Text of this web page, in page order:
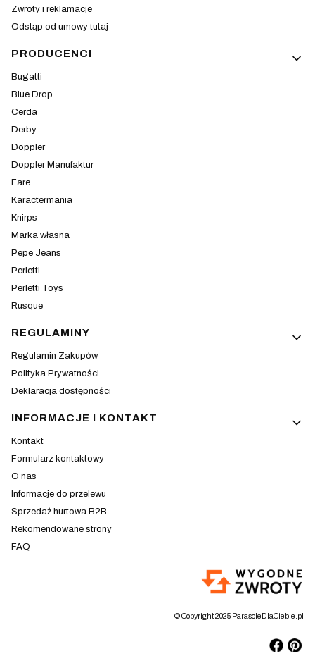
Zwroty i reklamacje
Odstąp od umowy tutaj
PRODUCENCI
Bugatti
Blue Drop
Cerda
Derby
Doppler
Doppler Manufaktur
Fare
Karactermania
Knirps
Marka własna
Pepe Jeans
Perletti
Perletti Toys
Rusque
REGULAMINY
Regulamin Zakupów
Polityka Prywatności
Deklaracja dostępności
INFORMACJE I KONTAKT
Kontakt
Formularz kontaktowy
O nas
Informacje do przelewu
Sprzedaż hurtowa B2B
Rekomendowane strony
FAQ
© Copyright 2025 ParasoleDlaCiebie.pl